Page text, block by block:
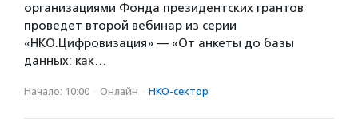
организациями Фонда президентских грантов
проведет второй вебинар из серии
«НКО.Цифровизация» — «От анкеты до базы
данных: как…
Начало: 10:00 · Онлайн · НКО-сектор